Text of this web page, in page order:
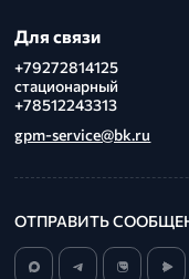
Для связи
+79272814125
стационарный
+78512243313
gpm-service@bk.ru
ОТПРАВИТЬ